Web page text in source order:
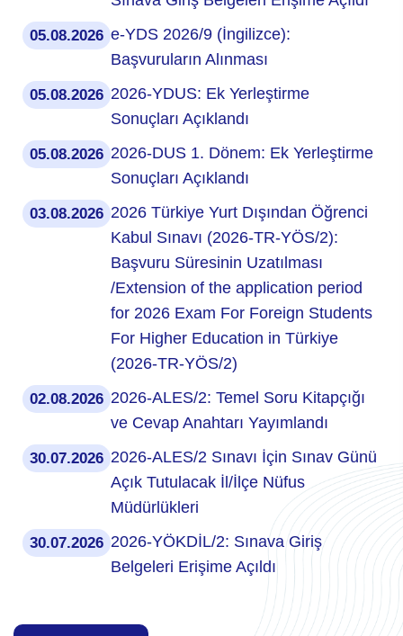
05.08.2026 e-YDS 2026/9 (İngilizce):
Başvuruların Alınması
05.08.2026 2026-YDUS: Ek Yerleştirme
Sonuçları Açıklandı
05.08.2026 2026-DUS 1. Dönem: Ek Yerleştirme
Sonuçları Açıklandı
03.08.2026 2026 Türkiye Yurt Dışından Öğrenci
Kabul Sınavı (2026-TR-YÖS/2):
Başvuru Süresinin Uzatılması
/Extension of the application period
for 2026 Exam For Foreign Students
For Higher Education in Türkiye
(2026-TR-YÖS/2)
02.08.2026 2026-ALES/2: Temel Soru Kitapçığı
ve Cevap Anahtarı Yayımlandı
30.07.2026 2026-ALES/2 Sınavı İçin Sınav Günü
Açık Tutulacak İl/İlçe Nüfus
Müdürlükleri
30.07.2026 2026-YÖKDİL/2: Sınava Giriş
Belgeleri Erişime Açıldı